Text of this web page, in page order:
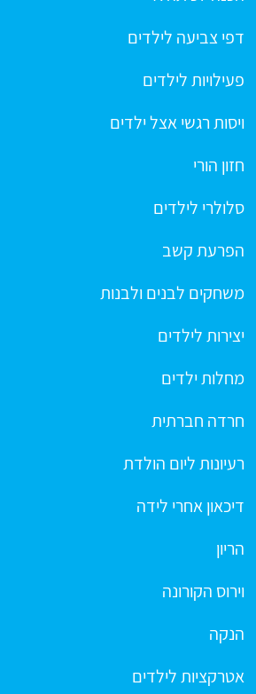
דפי צביעה לילדים
פעילויות לילדים
ויסות רגשי אצל ילדים
חזון הורי
סלולרי לילדים
הפרעת קשב
משחקים לבנים ולבנות
יצירות לילדים
מחלות ילדים
חרדה חברתית
רעיונות ליום הולדת
דיכאון אחרי לידה
הריון
וירוס הקורונה
הנקה
אטרקציות לילדים